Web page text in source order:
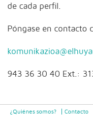
de cada perfil.
Póngase en contacto
943 36 30 40 Ext.:
¿Quiénes somos? Contacto